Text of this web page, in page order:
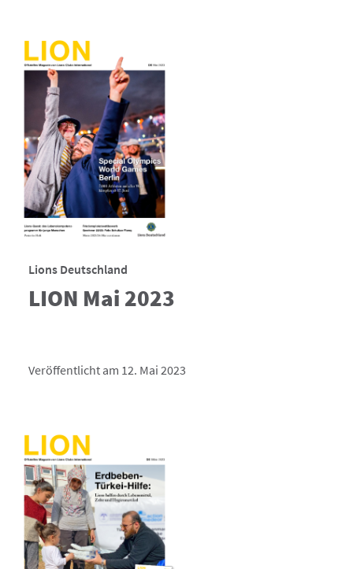
Lions Deutschland
LION Mai 2023
Veröffentlicht am 12. Mai 2023